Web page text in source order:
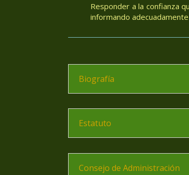
Responder a la confianza
informando
Biografía
Estatuto
Consejo de Administración